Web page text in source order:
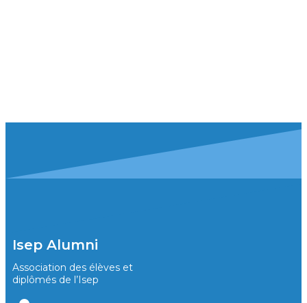
Isep Alumni
Association des élèves et
diplômés de l’Isep